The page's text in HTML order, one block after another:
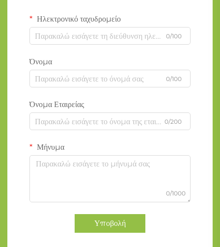
Ηλεκτρονικό ταχυδρομείο
0/100
Όνομα
0/100
Όνομα Εταιρείας
0/200
Μήνυμα
0/1000
Υποβολή